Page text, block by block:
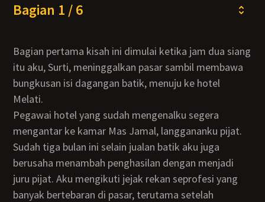
Bagian 1 / 6
Bagian pertama kisah ini dimulai ketika jam dua siang
itu aku, Surti, meninggalkan pasar sambil membawa
bungkusan isi dagangan batik, menuju ke hotel
Melati.
Pegawai hotel yang sudah mengenalku segera
mengantar ke kamar Mas Jamal, langgananku pijat.
Sudah tiga bulan ini selain jualan batik aku juga
berusaha menambah penghasilan dengan menjadi
juru pijat. Aku mengikuti jejak rekan seprofesi yang
banyak bertebaran di pasar, terutama setelah